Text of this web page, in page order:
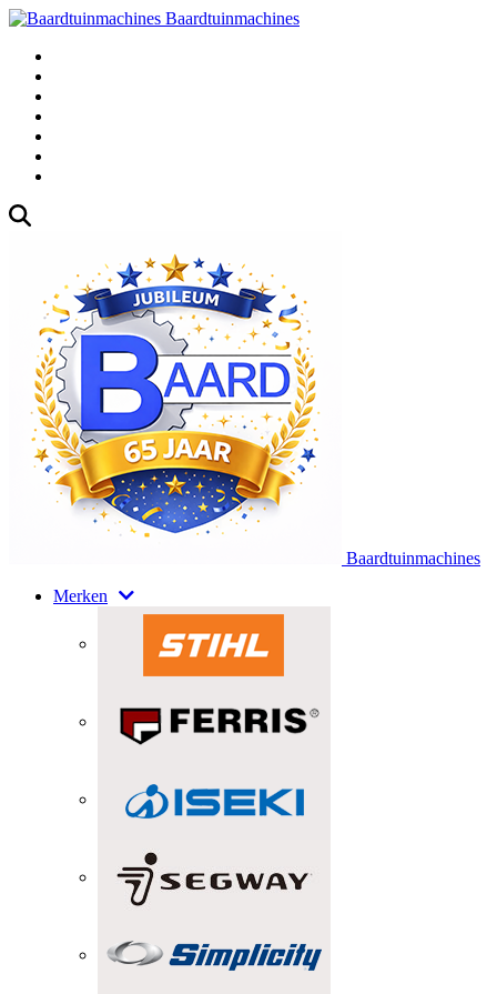
Baardtuinmachines
Baardtuinmachines
Merken